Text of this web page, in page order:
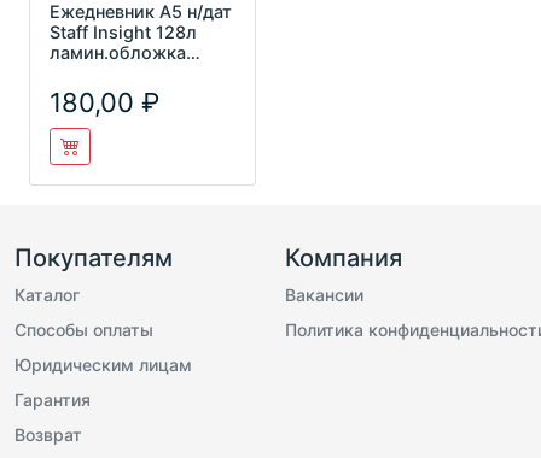
Ежедневник А5 н/дат
Staff Insight 128л
ламин.обложка
180,00
Покупателям
Каталог
Способы оплаты
Юридическим лицам
Гарантия
Возврат
Компания
Вакансии
Политика